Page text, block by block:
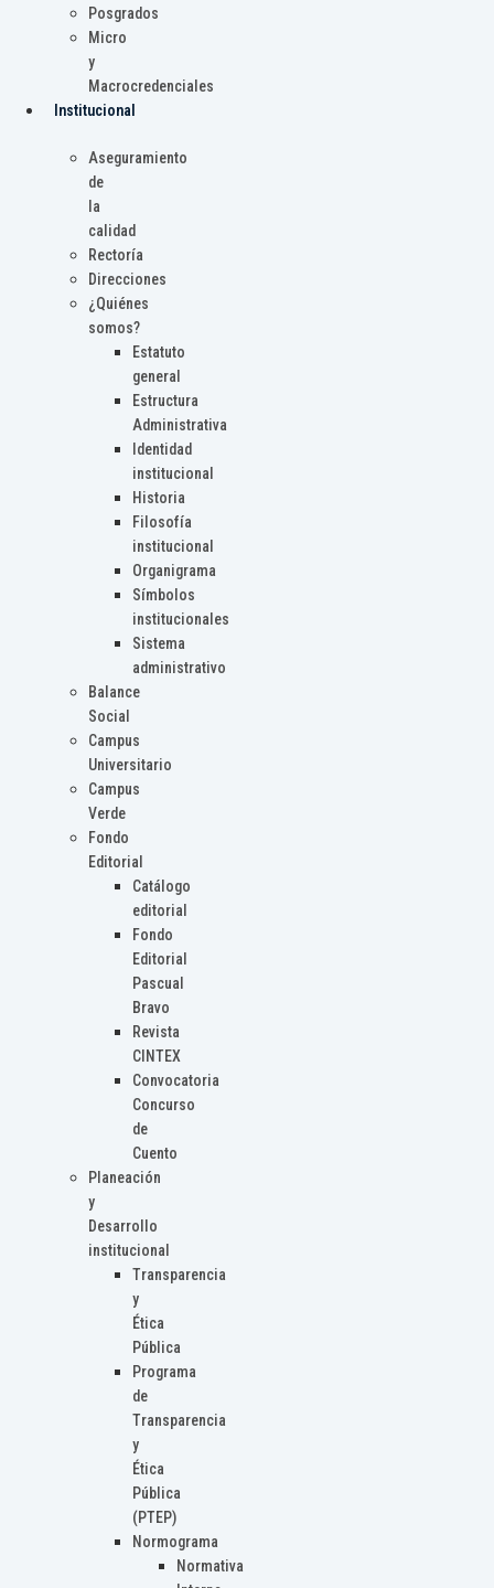
Posgrados
Micro
y
Macrocredenciales
Institucional
Aseguramiento
de
la
calidad
Rectoría
Direcciones
¿Quiénes
somos?
Estatuto
general
Estructura
Administrativa
Identidad
institucional
Historia
Filosofía
institucional
Organigrama
Símbolos
institucionales
Sistema
administrativo
Balance
Social
Campus
Universitario
Campus
Verde
Fondo
Editorial
Catálogo
editorial
Fondo
Editorial
Pascual
Bravo
Revista
CINTEX
Convocatoria
Concurso
de
Cuento
Planeación
y
Desarrollo
institucional
Transparencia
y
Ética
Pública
Programa
de
Transparencia
y
Ética
Pública
(PTEP)
Normograma
Normativa